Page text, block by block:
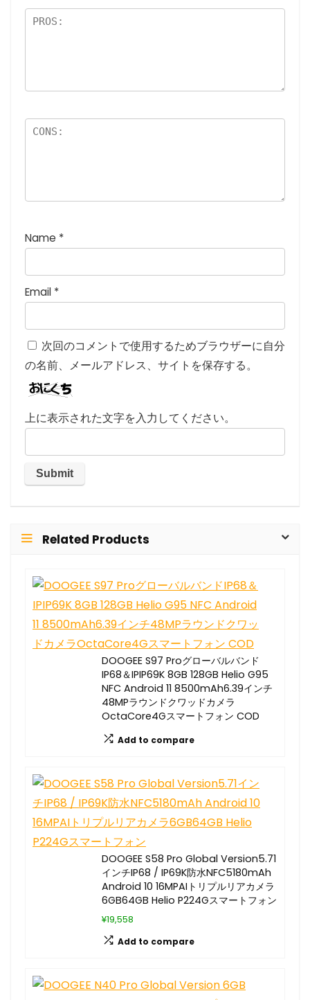
価
Name *
Email *
次回のコメントで使用するためブラウザーに自分
の名前、メールアドレス、サイトを保存する。
上に表示された文字を入力してください。
Related Products
DOOGEE S97 Proグローバルバンド
IP68＆IPIP69K 8GB 128GB Helio G95
NFC Android 11 8500mAh6.39インチ
48MPラウンドクワッドカメラ
OctaCore4Gスマートフォン COD
Add to compare
DOOGEE S58 Pro Global Version5.71
インチIP68 / IP69K防水NFC5180mAh
Android 10 16MPAIトリプルリアカメラ
6GB64GB Helio P224Gスマートフォン
¥19,558
Add to compare